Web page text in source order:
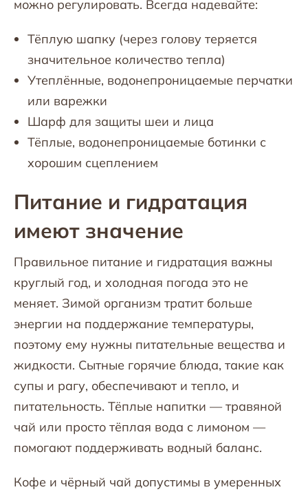
можно регулировать. Всегда надевайте:
Тёплую шапку (через голову теряется
значительное количество тепла)
Утеплённые, водонепроницаемые перчатки
или варежки
Шарф для защиты шеи и лица
Тёплые, водонепроницаемые ботинки с
хорошим сцеплением
Питание и гидратация
имеют значение
Правильное питание и гидратация важны
круглый год, и холодная погода это не
меняет. Зимой организм тратит больше
энергии на поддержание температуры,
поэтому ему нужны питательные вещества и
жидкости. Сытные горячие блюда, такие как
супы и рагу, обеспечивают и тепло, и
питательность. Тёплые напитки — травяной
чай или просто тёплая вода с лимоном —
помогают поддерживать водный баланс.
Кофе и чёрный чай допустимы в умеренных